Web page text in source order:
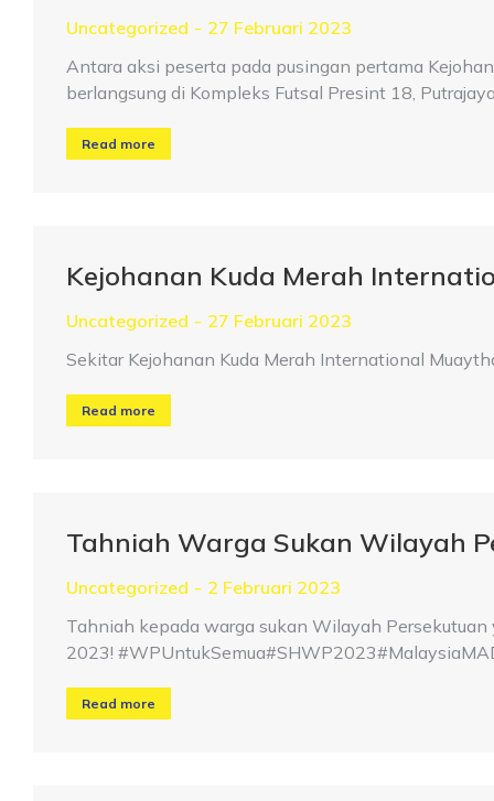
Uncategorized
27 Februari 2023
Antara aksi peserta pada pusingan pertama
berlangsung di Kompleks Futsal Presint 18,
Read more
Kejohanan Kuda Merah
Uncategorized
27 Februari 2023
Sekitar Kejohanan Kuda Merah International
Read more
Tahniah Warga Sukan Wilayah
Uncategorized
2 Februari 2023
Tahniah kepada warga sukan Wilayah
2023!
Read more